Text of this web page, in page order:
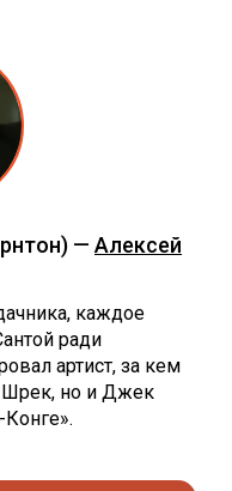
— Алексей
каждое
ради
артист, за кем
Шрек, но и Джек